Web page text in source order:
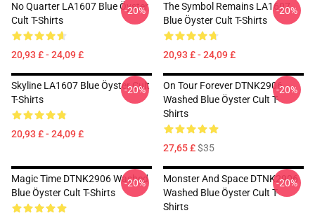
No Quarter LA1607 Blue Öyster
Cult T-Shirts
20,93 £ - 24,09 £
-20%
The Symbol Remains LA1607
Blue Öyster Cult T-Shirts
20,93 £ - 24,09 £
-20%
Skyline LA1607 Blue Öyster Cult
T-Shirts
20,93 £ - 24,09 £
-20%
On Tour Forever DTNK2906
Washed Blue Öyster Cult T-
Shirts
27,65 £$35
-20%
Magic Time DTNK2906 Washed
Blue Öyster Cult T-Shirts
-20%
Monster And Space DTNK2906
Washed Blue Öyster Cult T-
Shirts
-20%